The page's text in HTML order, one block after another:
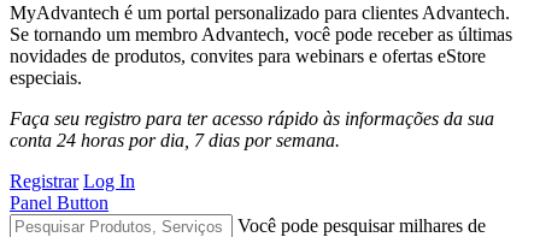
MyAdvantech é um portal personalizado para clientes Advantech.
Se tornando um membro Advantech, você pode receber as últimas
novidades de produtos, convites para webinars e ofertas eStore
especiais.
Faça seu registro para ter acesso rápido às informações da sua
conta 24 horas por dia, 7 dias por semana.
Registrar Log In
Panel Button
Você pode pesquisar milhares de